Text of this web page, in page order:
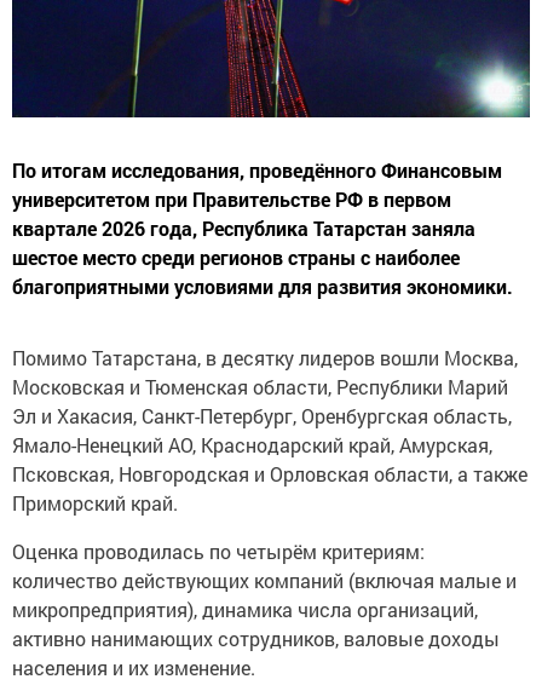
По итогам исследования, проведённого Финансовым
университетом при Правительстве РФ в первом
квартале 2026 года, Республика Татарстан заняла
шестое место среди регионов страны с наиболее
благоприятными условиями для развития экономики.
Помимо Татарстана, в десятку лидеров вошли Москва,
Московская и Тюменская области, Республики Марий
Эл и Хакасия, Санкт-Петербург, Оренбургская область,
Ямало-Ненецкий АО, Краснодарский край, Амурская,
Псковская, Новгородская и Орловская области, а также
Приморский край.
Оценка проводилась по четырём критериям:
количество действующих компаний (включая малые и
микропредприятия), динамика числа организаций,
активно нанимающих сотрудников, валовые доходы
населения и их изменение.